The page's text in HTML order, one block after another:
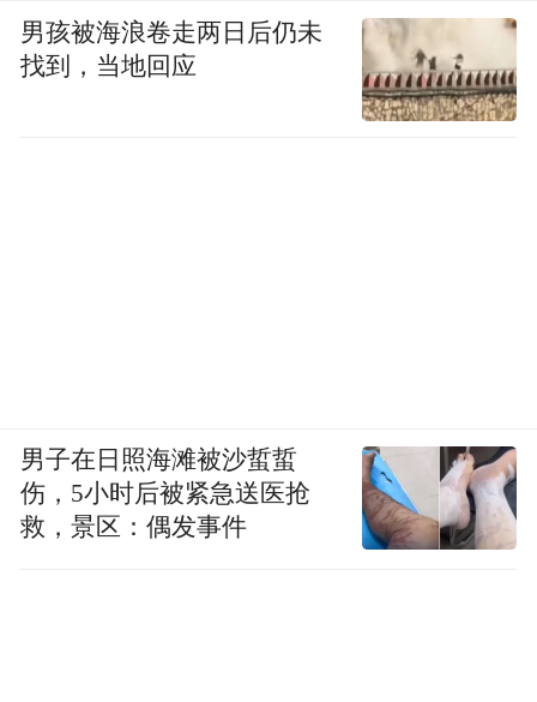
男孩被海浪卷走两日后仍未
找到，当地回应
男子在日照海滩被沙蜇蜇
伤，5小时后被紧急送医抢
救，景区：偶发事件